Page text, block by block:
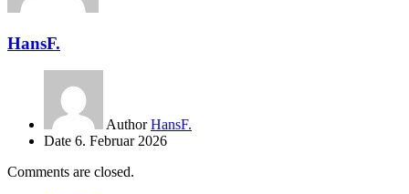
HansF.
Author HansF.
Date 6. Februar 2026
Comments are closed.